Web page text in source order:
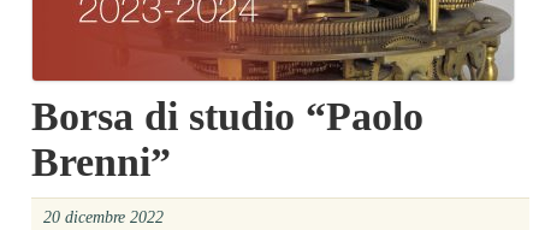
Borsa di studio “Paolo
Brenni”
20 dicembre 2022